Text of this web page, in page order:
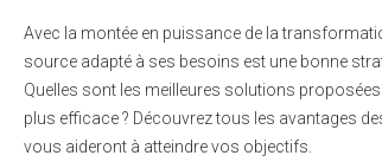
Avec la montée en puissance de la
source adapté à ses besoins est une bonne
Quelles sont les meilleures solutions
plus efficace ? Découvrez tous les avantages
vous aideront à atteindre vos objectifs.